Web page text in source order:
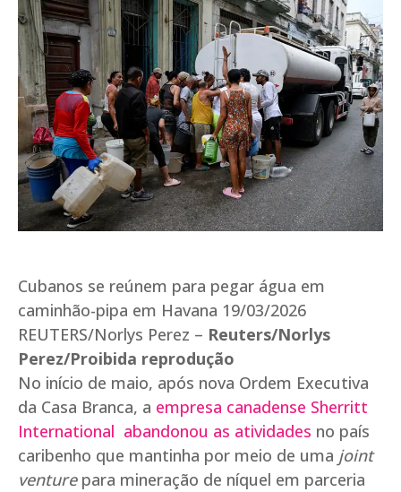
Cubanos se reúnem para pegar água em
caminhão-pipa em Havana 19/03/2026
REUTERS/Norlys Perez – Reuters/Norlys
Perez/Proibida reprodução
No início de maio, após nova Ordem Executiva
da Casa Branca, a empresa canadense Sherritt
International abandonou as atividades no país
caribenho que mantinha por meio de uma joint
venturepara mineração de níquel em parceria